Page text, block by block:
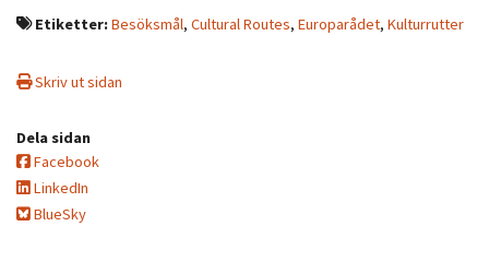
Etiketter:Besöksmål, Cultural Routes, Europarådet, Kulturrutter
Skriv ut sidan
Dela sidan
Facebook
LinkedIn
BlueSky